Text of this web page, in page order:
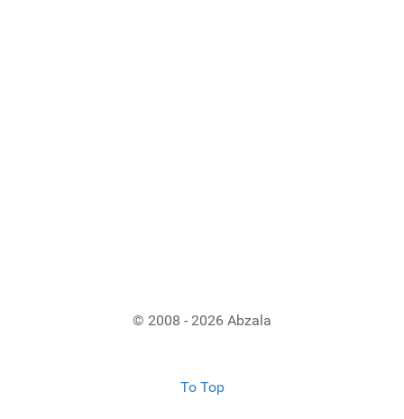
© 2008 - 2026 Abzala
To Top